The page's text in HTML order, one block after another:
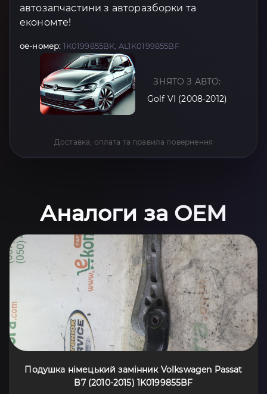
автозапчастини з авторазборки та
економте!
oe-номер: 1K0199855BK, AL1K0199855BF
ЗНЯТО З АВТО:
Golf VI (2008-2012)
Доставка, оплата та правила повернення
Аналоги за OEM
Подушка німецький замінник Volkswagen Passat
B7 (2010-2015) 1K0199855BF